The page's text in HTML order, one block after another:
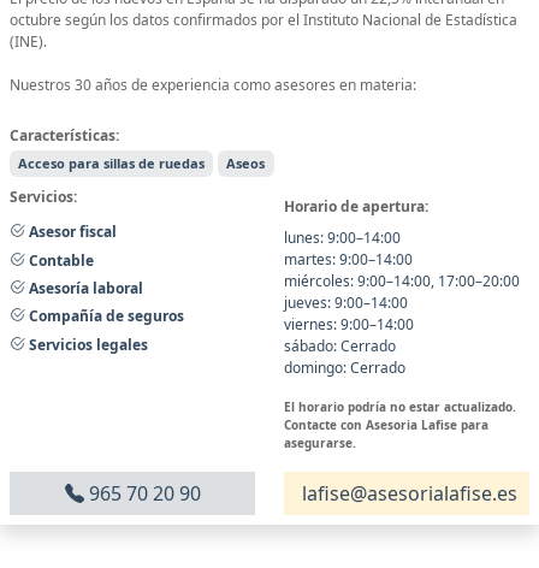
octubre según los datos confirmados por el Instituto Nacional de Estadística
(INE).
Nuestros 30 años de experiencia como asesores en materia:
Características:
Acceso para sillas de ruedas Aseos
Servicios:
Asesor fiscal
Contable
Asesoría laboral
Compañía de seguros
Servicios legales
Horario de apertura:
lunes: 9:00–14:00
martes: 9:00–14:00
miércoles: 9:00–14:00, 17:00–20:00
jueves: 9:00–14:00
viernes: 9:00–14:00
sábado: Cerrado
domingo: Cerrado
El horario podría no estar actualizado.
Contacte con Asesoria Lafise para
asegurarse.
965 70 20 90 lafise@asesorialafise.es